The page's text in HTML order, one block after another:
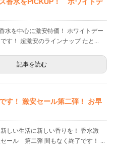
香水をPICKUP！ ホワイトデ
水を中心に激安特価！ ホワイトデー
す！ 超激安のラインナップ たと...
記事を読む
す！ 激安セール第二弾！ お早
しい生活に新しい香りを！ 香水激
ール 第二弾 間もなく終了です！ ...